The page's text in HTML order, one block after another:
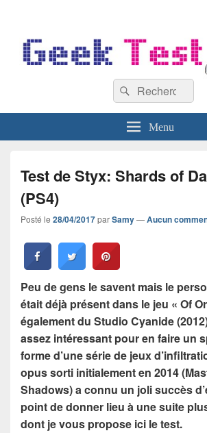
Recherche :
Rechercher
Menu
Test de Styx: Shards of
(PS4)
Posté le 28/04/2017parSamy—Aucun
Peu de gens le savent mais le
était déjà présent dans le jeu « Of
également du Studio Cyanide
assez intéressant pour en faire un
forme d’une série de jeux
opus sorti initialement en 2014
Shadows) a connu un joli succès
point de donner lieu à une suite
dont je vous propose ici le test.